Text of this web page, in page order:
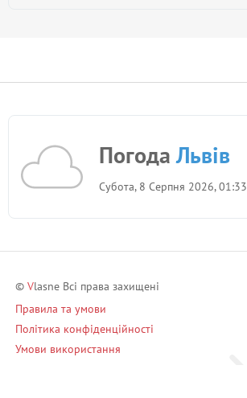
ПогодаЛьвів
Субота, 8 Серпня 2026, 01:33
© Vlasne Всі права захищені
Правила та умови
Політика конфіденційності
Умови використання